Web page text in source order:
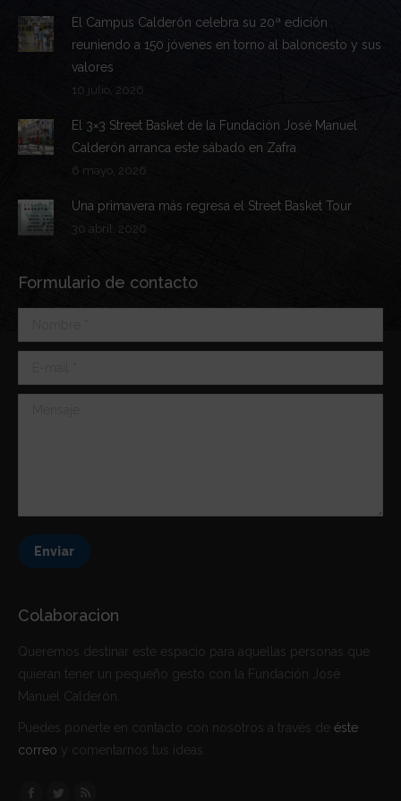
El Campus Calderón celebra su 20ª edición
reuniendo a 150 jóvenes en torno al baloncesto y sus
valores
10 julio, 2026
El 3×3 Street Basket de la Fundación José Manuel
Calderón arranca este sábado en Zafra
6 mayo, 2026
Una primavera más regresa el Street Basket Tour
30 abril, 2026
Formulario de contacto
Enviar
Colaboracion
Queremos destinar este espacio para aquellas personas que
quieran tener un pequeño gesto con la Fundación José
Manuel Calderón.
Puedes ponerte en contacto con nosotros a través de éste
correo y comentarnos tus ideas.
Encuéntranos en: